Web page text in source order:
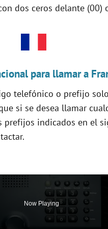
dos ceros delante (00)
para llamar a
telefónico o prefijo
si se desea llamar
indicados en el
Now Playing